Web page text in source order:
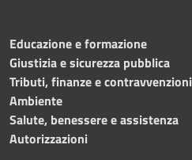
Educazione e formazione
Giustizia e sicurezza pubblica
Tributi, finanze e contravvenzioni
Ambiente
Salute, benessere e assistenza
Autorizzazioni